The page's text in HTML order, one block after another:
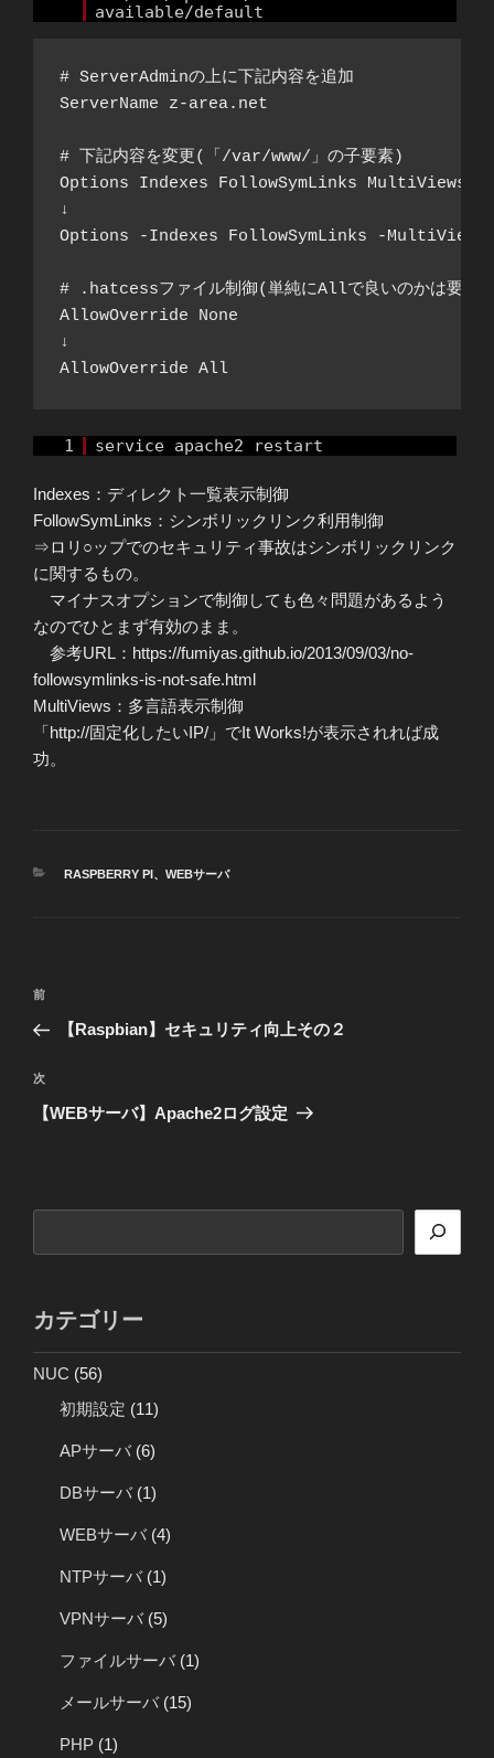
available/default
# ServerAdminの上に下記内容を追加
ServerName z-area.net
# 下記内容を変更(「/var/www/」の子要素)
Options Indexes FollowSymLinks MultiViews
↓
Options -Indexes FollowSymLinks -MultiViews
# .hatcessファイル制御(単純にAllで良いのかは要検
AllowOverride None
↓
1 service apache2 restart
Indexes：ディレクト一覧表示制御
FollowSymLinks：シンボリックリンク利用制御
⇒ロリ○ップでのセキュリティ事故はシンボリックリンク
に関するもの。
マイナスオプションで制御しても色々問題があるよう
なのでひとまず有効のまま。
参考URL：https://fumiyas.github.io/2013/09/03/no-
followsymlinks-is-not-safe.html
MultiViews：多言語表示制御
「http://固定化したいIP/」でIt Works!が表示されれば成
功。
カ
RASPBERRY PI 、 WEBサーバ
投
ナ
ビ
ゲ
前
の
稿
前
【Raspbian】セキュリティ向上その２
次
の
次
【WEBサーバ】Apache2ログ設定
カテゴリー
NUC (56)
初期設定 (11)
APサーバ(6)
DBサーバ(1)
WEBサーバ(4)
NTPサーバ(1)
VPNサーバ(5)
ファイルサーバ(1)
メールサーバ(15)
PHP (1)